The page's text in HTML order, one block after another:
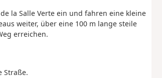
la Salle Verte ein und fahren eine kleine
weiter, über eine 100 m lange steile
erreichen.
Straße.